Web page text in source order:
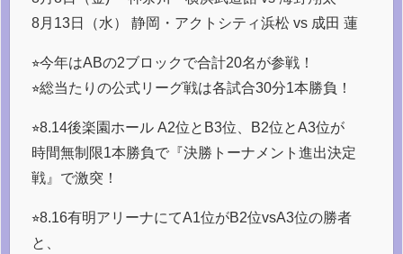
8月13日（水） 静岡・アクトシティ浜松 vs 成田 蓮
⭐︎今年はABの2ブロックで合計20名が参戦！
⭐︎総当たりの公式リーグ戦は各試合30分1本勝負！
⭐︎8.14後楽園ホール A2位とB3位、B2位とA3位が
時間無制限1本勝負で『決勝トーナメント進出決定
戦』で激突！
⭐︎8.16有明アリーナにてA1位がB2位vsA3位の勝者
と、